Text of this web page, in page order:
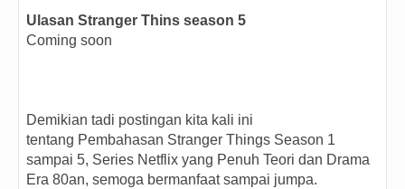
Ulasan Stranger Thins season 5
Coming soon
Demikian tadi postingan kita kali ini
tentang Pembahasan Stranger Things Season 1
sampai 5, Series Netflix yang Penuh Teori dan Drama
Era 80an, semoga bermanfaat sampai jumpa.